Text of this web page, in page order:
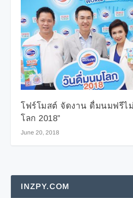
โฟร์โมสต์ จัดงาน ดื่มนมฟรีไ
โลก 2018”
June 20, 2018
INZPY.COM